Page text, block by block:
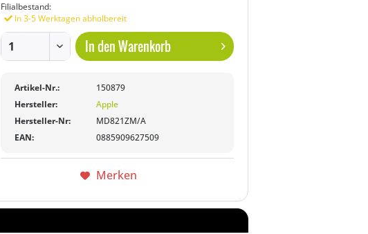
Filialbestand:
In 3-5 Werktagen abholbereit
In denWarenkorb
Artikel-Nr.:
150879
Hersteller:
Apple
Hersteller-Nr:
MD821ZM/A
EAN:
0885909627509
Merken